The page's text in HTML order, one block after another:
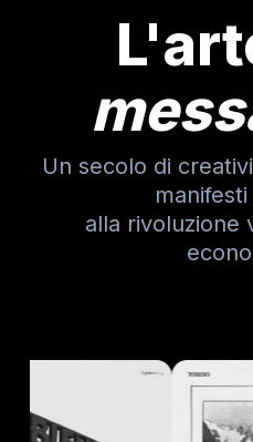
Un secolo di
alla rivoluzione